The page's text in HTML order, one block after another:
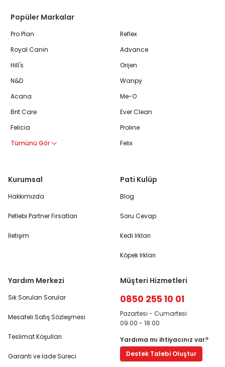
Popüler Markalar
Pro Plan
Royal Canin
Hill's
N&D
Acana
Brit Care
Felicia
Tümünü Gör
Reflex
Advance
Orijen
Wanpy
Me-O
Ever Clean
Proline
Felix
Kurumsal
Hakkımızda
Petlebi Partner Fırsatları
İletişim
Pati Kulüp
Blog
Soru Cevap
Kedi Irkları
Köpek Irkları
Yardım Merkezi
Sık Sorulan Sorular
Mesafeli Satış Sözleşmesi
Teslimat Koşulları
Garanti ve İade Süreci
Müşteri Hizmetleri
0850 255 10 01
Pazartesi - Cumartesi
09:00 - 18:00
Yardıma mı ihtiyacınız var?
Destek Talebi Oluştur